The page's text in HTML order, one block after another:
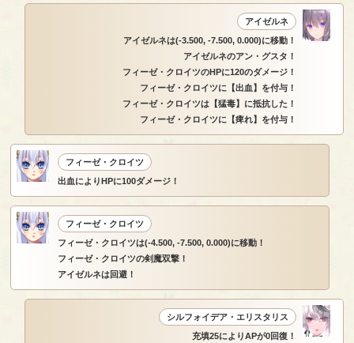
アイゼルネ
アイゼルネは(-3.500, -7.500, 0.000)に移動！
アイゼルネのアン・グスタ！
フィーゼ・クロイツのHPに120のダメージ！
フィーゼ・クロイツに【出血】を付与！
フィーゼ・クロイツは【猛毒】に抵抗した！
フィーゼ・クロイツに【痺れ】を付与！
フィーゼ・クロイツ
出血によりHPに100ダメージ！
フィーゼ・クロイツ
フィーゼ・クロイツは(-4.500, -7.500, 0.000)に移動！
フィーゼ・クロイツの剣魔双撃！
アイゼルネは回避！
シルフォイデア・エリスタリス
充填25によりAPが0回復！